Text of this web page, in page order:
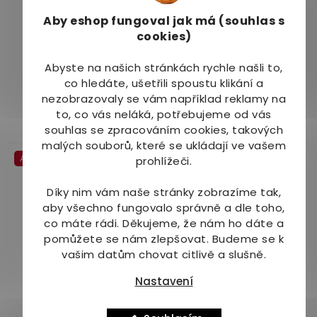
Aby eshop fungoval jak má (souhlas s
cookies)
Abyste na našich stránkách rychle našli to,
co hledáte, ušetřili spoustu klikání a
nezobrazovaly se vám například reklamy na
to, co vás neláká, potřebujeme od vás
souhlas se zpracováním cookies, takových
malých souborů, které se ukládají ve vašem
prohlížeči.
Díky nim vám naše stránky zobrazíme tak,
aby všechno fungovalo správně a dle toho,
co máte rádi. Děkujeme, že nám ho dáte a
pomůžete se nám zlepšovat. Budeme se k
vašim datům chovat citlivě a slušně.
Nastavení
Grešík Schizandra
bylinné kapky 50 ml
Skladem(3 ks)
102 Kč
Do košíku
Naturvita Betavid se
světlíkem lékařským
Průměrné
hodnocení
produktu
je
5,0
z
5
Skladem(1 ks)
109 Kč
Do košíku
Akce
–31 %
Skladem
–19 %